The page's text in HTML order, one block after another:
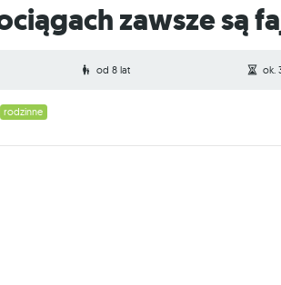
zawsze są
od 8 lat ok.
rodzinne